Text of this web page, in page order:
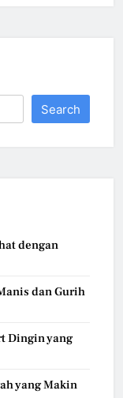
Search
dengan
dan Gurih
Dingin yang
yang Makin